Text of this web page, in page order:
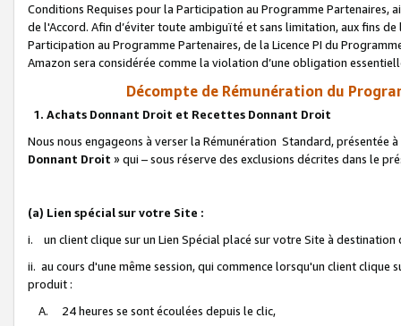
Conditions Requises pour la Participation au Programme Partenaires,
de l'Accord. Afin d’éviter toute ambiguïté et sans limitation, aux fins
Participation au Programme Partenaires, de la Licence PI du
Amazon sera considérée comme la violation d’une obligation
Décompte de Rémunération du
1. Achats Donnant Droit et Recettes Donnant Droit
Nous nous engageons à verser la Rémunération Standard, présentée
Donnant Droit » qui – sous réserve des exclusions décrites dans le
(a) Lien spécial sur votre Site :
i. un client clique sur un Lien Spécial placé sur votre Site à destination
ii. au cours d'une même session, qui commence lorsqu'un client
produit :
A. 24 heures se sont écoulées depuis le clic,